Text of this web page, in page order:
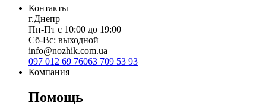
Контакты
г.Днепр
Пн-Пт с 10:00 до 19:00
Сб-Вс: выходной
info@nozhik.com.ua
097 012 69 76063 709 53 93
Компания
Помощь